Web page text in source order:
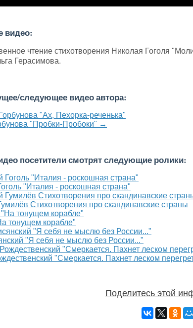
видео:
чтение стихотворения Николая Гоголя
Герасимова.
следующее видео автора:
"Ах, Пехорка-реченька"
"Пробки-Пробоки" →
посетители смотрят следующие ролики:
"Италия - роскошная страна"
Стихотворения про скандинавские страны
тонущем корабле"
"Я себя не мыслю без России..."
"Смеркается. Пахнет леском
Поделитесь этой